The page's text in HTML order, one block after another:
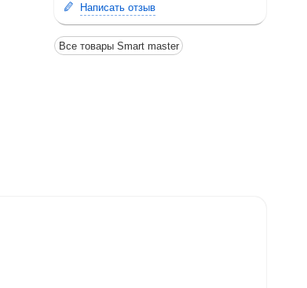
Написать отзыв
Все товары Smart master